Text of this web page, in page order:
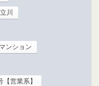
川
ンション
営業系】